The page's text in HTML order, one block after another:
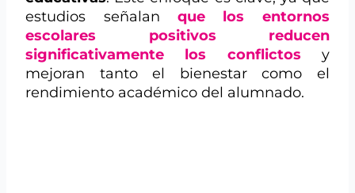
estudios señalan que los entornos
escolares positivos reducen
significativamente los conflictos
y
mejoran tanto el bienestar como el
rendimiento académico del alumnado.